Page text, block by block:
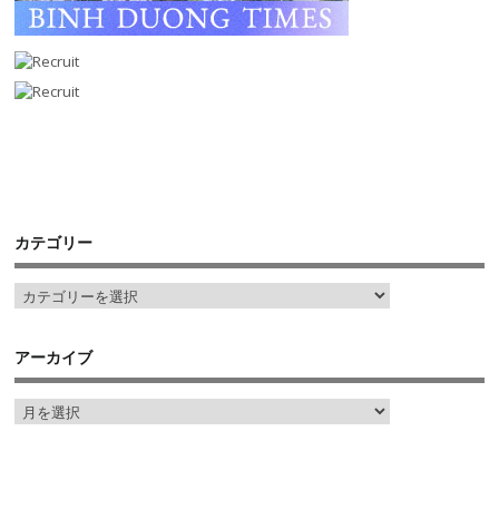
カテゴリー
アーカイブ